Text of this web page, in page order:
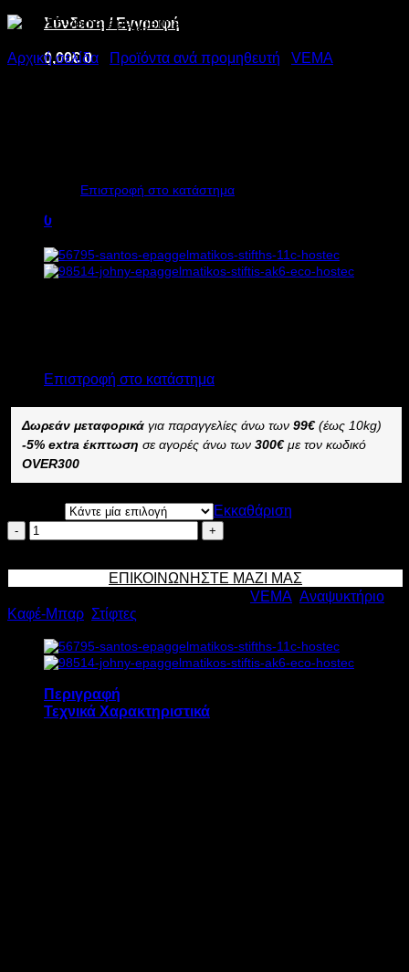
Σύνδεση / Εγγραφή
0,00€ 0
Επιστροφή στο κατάστημα
0
Επιστροφή στο κατάστημα
Αρχική σελίδα Προϊόντα ανά προμηθευτή VEMA
Υ36/52xΠ20xΒ31cm
Δωρεάν μεταφορικά για παραγγελίες άνω των 99€(έως 10kg)
-5% extra έκπτωση σε αγορές άνω των 300€με τον κωδικό
OVER300
Εκκαθάριση
VEMA
ΕΠΑΓΓΕΛΜΑΤΙΚΟΣ
ΕΣΠΕΡΙΔΟΕΙΔΩΝ
2072
Υ36/52xΠ20xΒ31cm
ποσότητα
ΕΠΙΚΟΙΝΩΝΗΣΤΕ ΜΑΖΙ ΜΑΣ
VEMA Αναψυκτήριο
Καφέ-Μπαρ Στίφτες
Περιγραφή
Τεχνικά Χαρακτηριστικά